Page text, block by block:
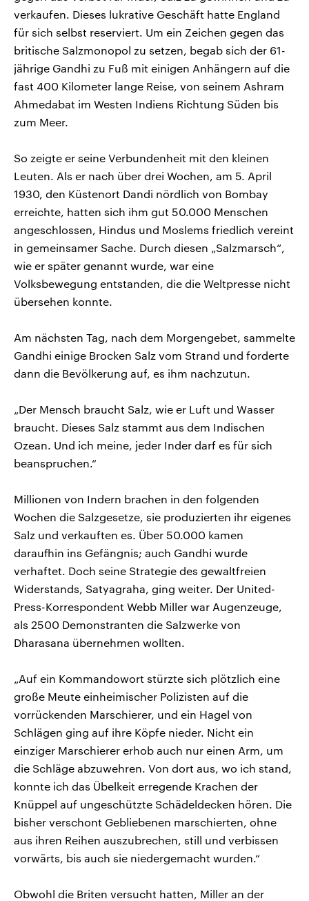
verkaufen. Dieses lukrative Geschäft hatte England
für sich selbst reserviert. Um ein Zeichen gegen das
britische Salzmonopol zu setzen, begab sich der 61-
jährige Gandhi zu Fuß mit einigen Anhängern auf die
fast 400 Kilometer lange Reise, von seinem Ashram
Ahmedabat im Westen Indiens Richtung Süden bis
zum Meer.
So zeigte er seine Verbundenheit mit den kleinen
Leuten. Als er nach über drei Wochen, am 5. April
1930, den Küstenort Dandi nördlich von Bombay
erreichte, hatten sich ihm gut 50.000 Menschen
angeschlossen, Hindus und Moslems friedlich vereint
in gemeinsamer Sache. Durch diesen „Salzmarsch“,
wie er später genannt wurde, war eine
Volksbewegung entstanden, die die Weltpresse nicht
übersehen konnte.
Am nächsten Tag, nach dem Morgengebet, sammelte
Gandhi einige Brocken Salz vom Strand und forderte
dann die Bevölkerung auf, es ihm nachzutun.
„Der Mensch braucht Salz, wie er Luft und Wasser
braucht. Dieses Salz stammt aus dem Indischen
Ozean. Und ich meine, jeder Inder darf es für sich
beanspruchen.“
Millionen von Indern brachen in den folgenden
Wochen die Salzgesetze, sie produzierten ihr eigenes
Salz und verkauften es. Über 50.000 kamen
daraufhin ins Gefängnis; auch Gandhi wurde
verhaftet. Doch seine Strategie des gewaltfreien
Widerstands, Satyagraha, ging weiter. Der United-
Press-Korrespondent Webb Miller war Augenzeuge,
als 2500 Demonstranten die Salzwerke von
Dharasana übernehmen wollten.
„Auf ein Kommandowort stürzte sich plötzlich eine
große Meute einheimischer Polizisten auf die
vorrückenden Marschierer, und ein Hagel von
Schlägen ging auf ihre Köpfe nieder. Nicht ein
einziger Marschierer erhob auch nur einen Arm, um
die Schläge abzuwehren. Von dort aus, wo ich stand,
konnte ich das Übelkeit erregende Krachen der
Knüppel auf ungeschützte Schädeldecken hören. Die
bisher verschont Gebliebenen marschierten, ohne
aus ihren Reihen auszubrechen, still und verbissen
vorwärts, bis auch sie niedergemacht wurden.“
Obwohl die Briten versucht hatten, Miller an der